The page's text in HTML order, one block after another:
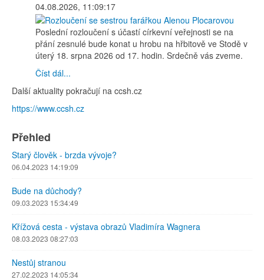
04.08.2026, 11:09:17
Poslední rozloučení s účastí církevní veřejnosti se na
přání zesnulé bude konat u hrobu na hřbitově ve Stodě v
úterý 18. srpna 2026 od 17. hodin. Srdečně vás zveme.
Číst dál...
Další aktuality pokračují na ccsh.cz
https://www.ccsh.cz
Přehled
Starý člověk - brzda vývoje?
06.04.2023 14:19:09
Bude na důchody?
09.03.2023 15:34:49
Křížová cesta - výstava obrazů Vladimíra Wagnera
08.03.2023 08:27:03
Nestůj stranou
27.02.2023 14:05:34